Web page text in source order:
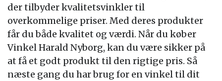
der tilbyder kvalitetsvinkler til
overkommelige priser. Med deres produkter
får du både kvalitet og værdi. Når du køber
Vinkel Harald Nyborg, kan du være sikker på
at få et godt produkt til den rigtige pris. Så
næste gang du har brug for en vinkel til dit